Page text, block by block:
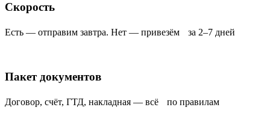
Скорость
Есть — отправим завтра. Нет — привезём за 2–7 дней
Пакет документов
Договор, счёт, ГТД, накладная — всё по правилам